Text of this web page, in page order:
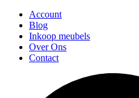
Account
Blog
Inkoop meubels
Over Ons
Contact